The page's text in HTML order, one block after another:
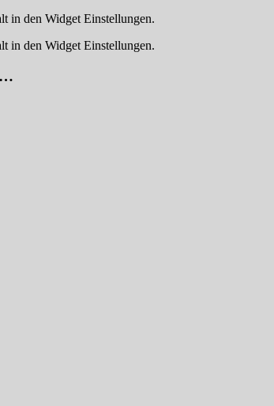
in den Widget Einstellungen.
in den Widget Einstellungen.